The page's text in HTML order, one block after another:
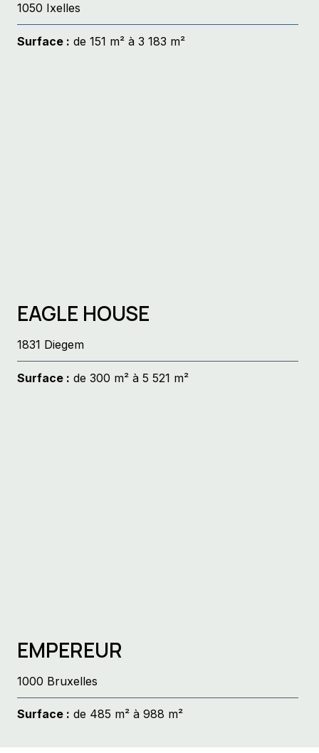
1050 Ixelles
Surface : de 151 m² à 3 183 m²
EAGLE HOUSE
1831 Diegem
Surface : de 300 m² à 5 521 m²
EMPEREUR
1000 Bruxelles
Surface : de 485 m² à 988 m²